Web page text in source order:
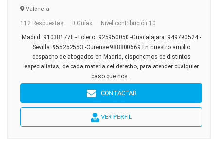
Valencia
112 Respuestas 0 Guías Nivel contribución 10
Madrid: 910381778 -Toledo: 925950050 -Guadalajara: 949790524 -
Sevilla: 955252553 -Ourense:988800669 En nuestro amplio
despacho de abogados en Madrid, disponemos de distintos
especialistas, de cada materia del derecho, para atender cualquier
caso que nos...
CONTACTAR
VER PERFIL